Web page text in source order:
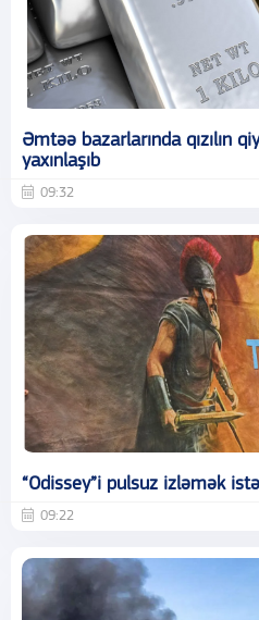
Əmtəə bazarlarında qızılın
yaxınlaşıb
09:32
“Odissey”i pulsuz izləmək
09:22